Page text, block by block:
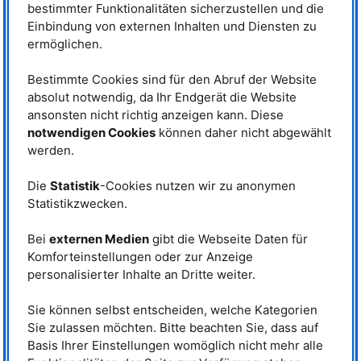
Das System ist simpel, weil es nur zwei Komponenten gibt: relativ
sphärische Proteine – harte Kugeln, ohne Unterdomänen und interne
Dynamiken. So kann man sich Schritt für Schritt an komplexere Systeme
der Instrumentwissenschaftler am J-NSE ist.
Instrument J-NSE. © Wenzel Schürmann
/ TUM
Einfache Regeln, große Wirkung
Die Ergebnisse zeigen, dass sich
Phasenverhalten und
Zähflüssigkeit bei hohen
Proteinkonzentrationen
Mischregeln beschreiben lassen.
Das funktioniert wie eine Art
kleinen Mengen oder direkt an der
Phasengrenze treten
Abweichungen auf. Auch das
Mischregeln.
Mikroskopisch zu einfach gedacht
Auf mikroskopischer Skala zeigt die Neutronen-Spin-Echo-Spektroskopie,
die am J-NSE amMLZdurchgeführt wurde, dass kurzlebige Cluster und
bestimmter Funktionalitäten sicherzustellen und die
Einbindung von externen Inhalten und Diensten zu
ermöglichen.
Bestimmte Cookies sind für den Abruf der Website
absolut notwendig, da Ihr Endgerät die Website
ansonsten nicht richtig anzeigen kann. Diese
notwendigen Cookieskönnen daher nicht abgewählt
werden.
Die Statistik-Cookies nutzen wir zu anonymen
Statistikzwecken.
Bei externen Mediengibt die Webseite Daten für
Komforteinstellungen oder zur Anzeige
personalisierter Inhalte an Dritte weiter.
Sie können selbst entscheiden, welche Kategorien
Sie zulassen möchten. Bitte beachten Sie, dass auf
Basis Ihrer Einstellungen womöglich nicht mehr alle